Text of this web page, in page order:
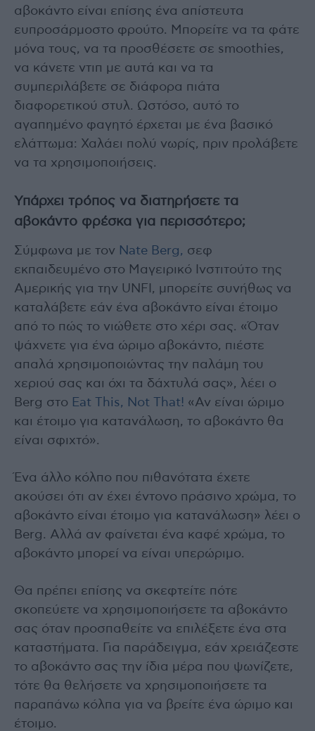
αβοκάντο είναι επίσης ένα απίστευτα
ευπροσάρμοστο φρούτο. Μπορείτε να τα φάτε
μόνα τους, να τα προσθέσετε σε smoothies,
να κάνετε ντιπ με αυτά και να τα
συμπεριλάβετε σε διάφορα πιάτα
διαφορετικού στυλ. Ωστόσο, αυτό το
αγαπημένο φαγητό έρχεται με ένα βασικό
ελάττωμα: Χαλάει πολύ νωρίς, πριν προλάβετε
να τα χρησιμοποιήσεις.
Υπάρχει τρόπος να διατηρήσετε τα
αβοκάντο φρέσκα για περισσότερο;
Σύμφωνα με τον Nate Berg, σεφ
εκπαιδευμένο στο Μαγειρικό Ινστιτούτο της
Αμερικής για την UNFI, μπορείτε συνήθως να
καταλάβετε εάν ένα αβοκάντο είναι έτοιμο
από το πώς το νιώθετε στο χέρι σας. «Όταν
ψάχνετε για ένα ώριμο αβοκάντο, πιέστε
απαλά χρησιμοποιώντας την παλάμη του
χεριού σας και όχι τα δάχτυλά σας», λέει ο
Berg στο Eat This, Not That! «Αν είναι ώριμο
και έτοιμο για κατανάλωση, το αβοκάντο θα
είναι σφιχτό».
Ένα άλλο κόλπο που πιθανότατα έχετε
ακούσει ότι αν έχει έντονο πράσινο χρώμα, το
αβοκάντο είναι έτοιμο για κατανάλωση» λέει ο
Berg. Αλλά αν φαίνεται ένα καφέ χρώμα, το
αβοκάντο μπορεί να είναι υπερώριμο.
Θα πρέπει επίσης να σκεφτείτε πότε
σκοπεύετε να χρησιμοποιήσετε τα αβοκάντο
σας όταν προσπαθείτε να επιλέξετε ένα στα
καταστήματα. Για παράδειγμα, εάν χρειάζεστε
το αβοκάντο σας την ίδια μέρα που ψωνίζετε,
τότε θα θελήσετε να χρησιμοποιήσετε τα
παραπάνω κόλπα για να βρείτε ένα ώριμο και
έτοιμο.